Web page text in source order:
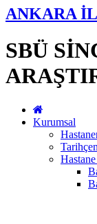
ANKARA
SBÜ
Kurumsal